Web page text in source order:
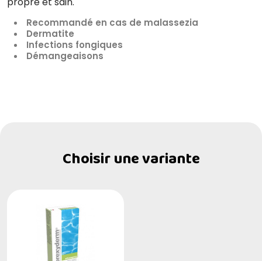
Recommandé en cas de malassezia
Dermatite
Infections fongiques
Démangeaisons
Choisir une variante